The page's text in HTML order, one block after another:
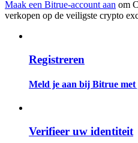
Gids
Futures-startgids
Maak een Bitrue-account aan om
verkopen op de veiligste crypto
Registreren
Meld je aan bij Bitrue met
Verifieer uw identiteit